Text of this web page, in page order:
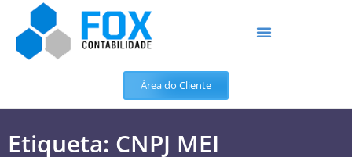
Área do Cliente
Etiqueta: CNPJ MEI